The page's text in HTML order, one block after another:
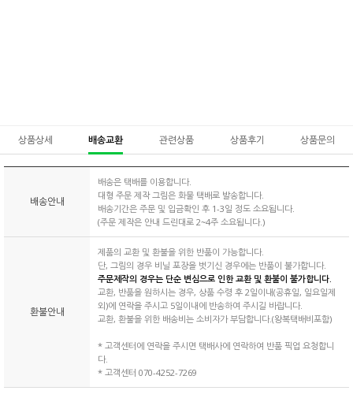
상품상세 배송교환 관련상품 상품후기 상품문의
배송안내
배송은 택배를 이용합니다.
대형 주문 제작 그림은 화물 택배로 발송합니다.
배송기간은 주문 및 입금확인 후 1-3일 정도 소요됩니다.
(주문 제작은 안내 드린대로 2~4주 소요됩니다.)
환불안내
제품의 교환 및 환불을 위한 반품이 가능합니다.
단, 그림의 경우 비닐 포장을 벗기신 경우에는 반품이 불가합니다.
주문제작의 경우는 단순 변심으로 인한 교환 및 환불이 불가합니다.
교환, 반품을 원하시는 경우, 상품 수령 후 2일이내(공휴일, 일요일제
외)에 연락을 주시고 5일이내에 반송하여 주시길 바랍니다.
교환, 환불을 위한 배송비는 소비자가 부담합니다.(왕복택배비포함)
* 고객센터에 연락을 주시면 택배사에 연락하여 반품 픽업 요청합니
다.
* 고객센터 070-4252-7269